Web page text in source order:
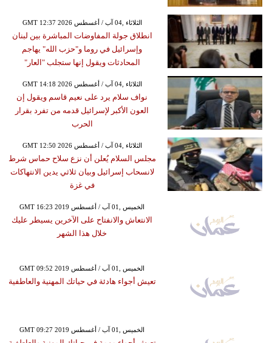
GMT 12:37 2026 الثلاثاء ,04 آب / أغسطس
انطلاق جولة المفاوضات المباشرة بين لبنان
وإسرائيل في روما و"حزب الله" يهاجم
المحادثات ويقول إنها ستجلب "العار"
GMT 14:18 2026 الثلاثاء ,04 آب / أغسطس
نواف سلام يرد على نعيم قاسم ويقول إن
العون الأكبر لإسرائيل قدمه من تفرد بقرار
الحرب
GMT 12:50 2026 الثلاثاء ,04 آب / أغسطس
مجلس السلام يُعلن أن نزع سلاح حماس شرط
لانسحاب إسرائيل وبيان ثلاثي يدين الانتهاكات
في غزة
GMT 16:23 2019 الخميس ,01 آب / أغسطس
الانتعاش والانفتاح على الآخرين يسيطر عليك
خلال هذا الشهر
GMT 09:52 2019 الخميس ,01 آب / أغسطس
تعيش أجواء هادئة في حياتك المهنية والعاطفية
GMT 09:27 2019 الخميس ,01 آب / أغسطس